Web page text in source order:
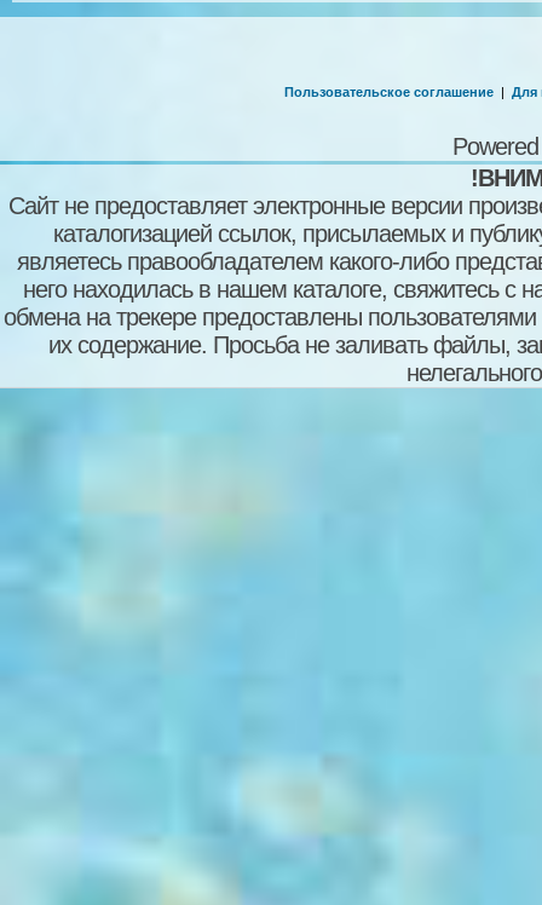
Пользовательское соглашение | Для
Сайт не предоставляет электронные версии
каталогизацией ссылок, присылаемых и
являетесь правообладателем какого-либо
него находилась в нашем каталоге, свяжитесь
обмена на трекере предоставлены пользователями
их содержание. Просьба не заливать файлы,